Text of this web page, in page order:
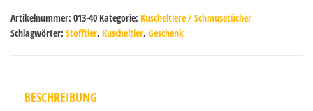
Artikelnummer: 013-40Kategorie: Kuscheltiere / Schmusetücher
Schlagwörter: Stofftier, Kuscheltier, Geschenk
BESCHREIBUNG